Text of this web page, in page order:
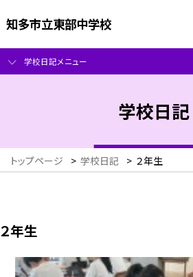
知多市立東部中学校
学校日記メニュー
学校日記
トップページ > 学校日記 > ２年生
２年生